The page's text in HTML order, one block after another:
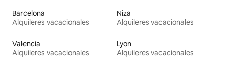
Barcelona
Alquileres vacacionales
Niza
Alquileres vacacionales
Valencia
Alquileres vacacionales
Lyon
Alquileres vacacionales